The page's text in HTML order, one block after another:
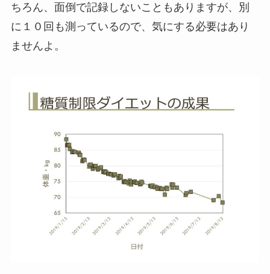
ちろん、面倒で記録しないこともありますが、別
に１０回も測っているので、気にする必要はあり
ませんよ。